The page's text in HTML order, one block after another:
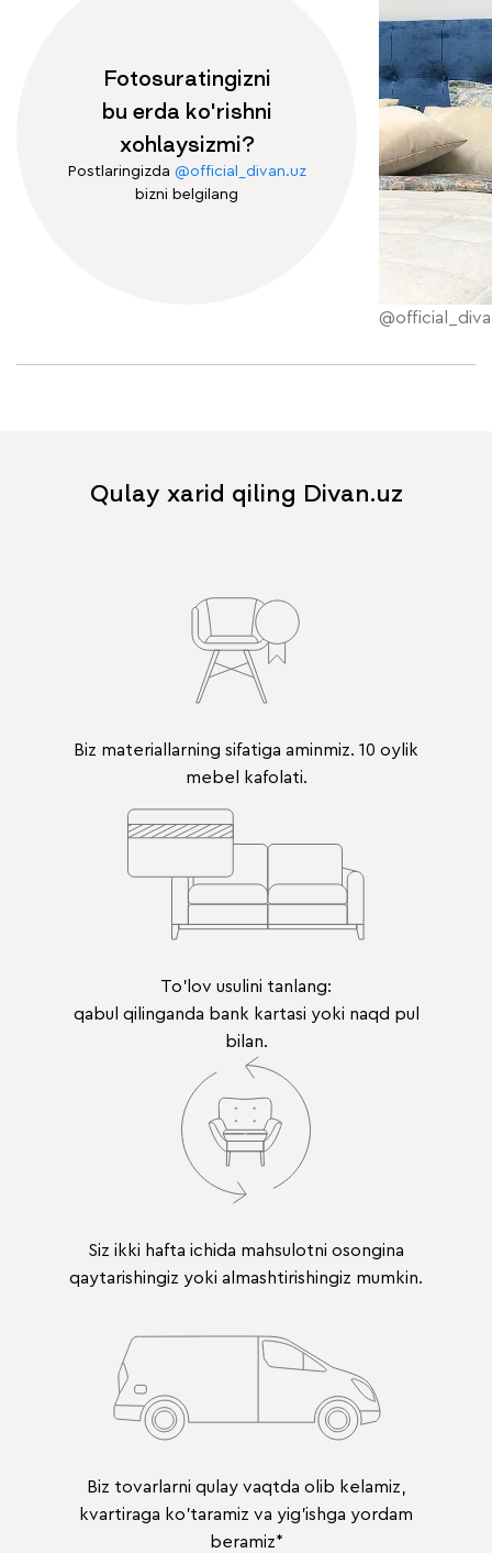
Fotosuratingizni
bu erda ko'rishni
xohlaysizmi?
Postlaringizda @official_divan.uz
bizni belgilang
Qulay xarid qiling Divan.uz
Biz materiallarning sifatiga aminmiz. 10 oylik
mebel kafolati.
To'lov usulini tanlang:
qabul qilinganda bank kartasi yoki naqd pul
bilan.
Siz ikki hafta ichida mahsulotni osongina
qaytarishingiz yoki almashtirishingiz mumkin.
Biz tovarlarni qulay vaqtda olib kelamiz,
kvartiraga ko'taramiz va yig'ishga yordam
beramiz*